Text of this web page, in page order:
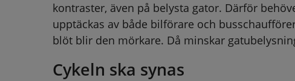
kontraster, även på belysta gator. Därför
upptäckas av både bilförare och
blöt blir den mörkare. Då minskar
Cykeln ska synas